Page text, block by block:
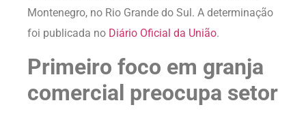
Montenegro, no Rio Grande do Sul. A determinação
foi publicada no Diário Oficial da União.
Primeiro foco em granja
comercial preocupa setor